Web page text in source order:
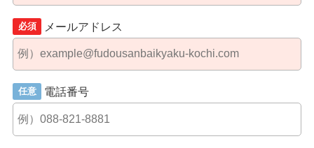
必須 メールアドレス
任意 電話番号